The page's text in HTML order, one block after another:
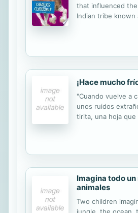
that influenced
Indian tribe known
conflicts such as
¡Hace mucho
"Cuando vuelve a
unos ruidos
tirita, una hoja que
bajo las
Imagina todo
animales
Two children